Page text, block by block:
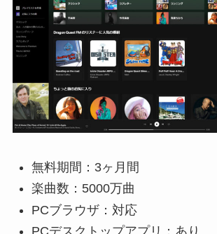
無料期間：3ヶ月間
楽曲数：5000万曲
PCブラウザ：対応